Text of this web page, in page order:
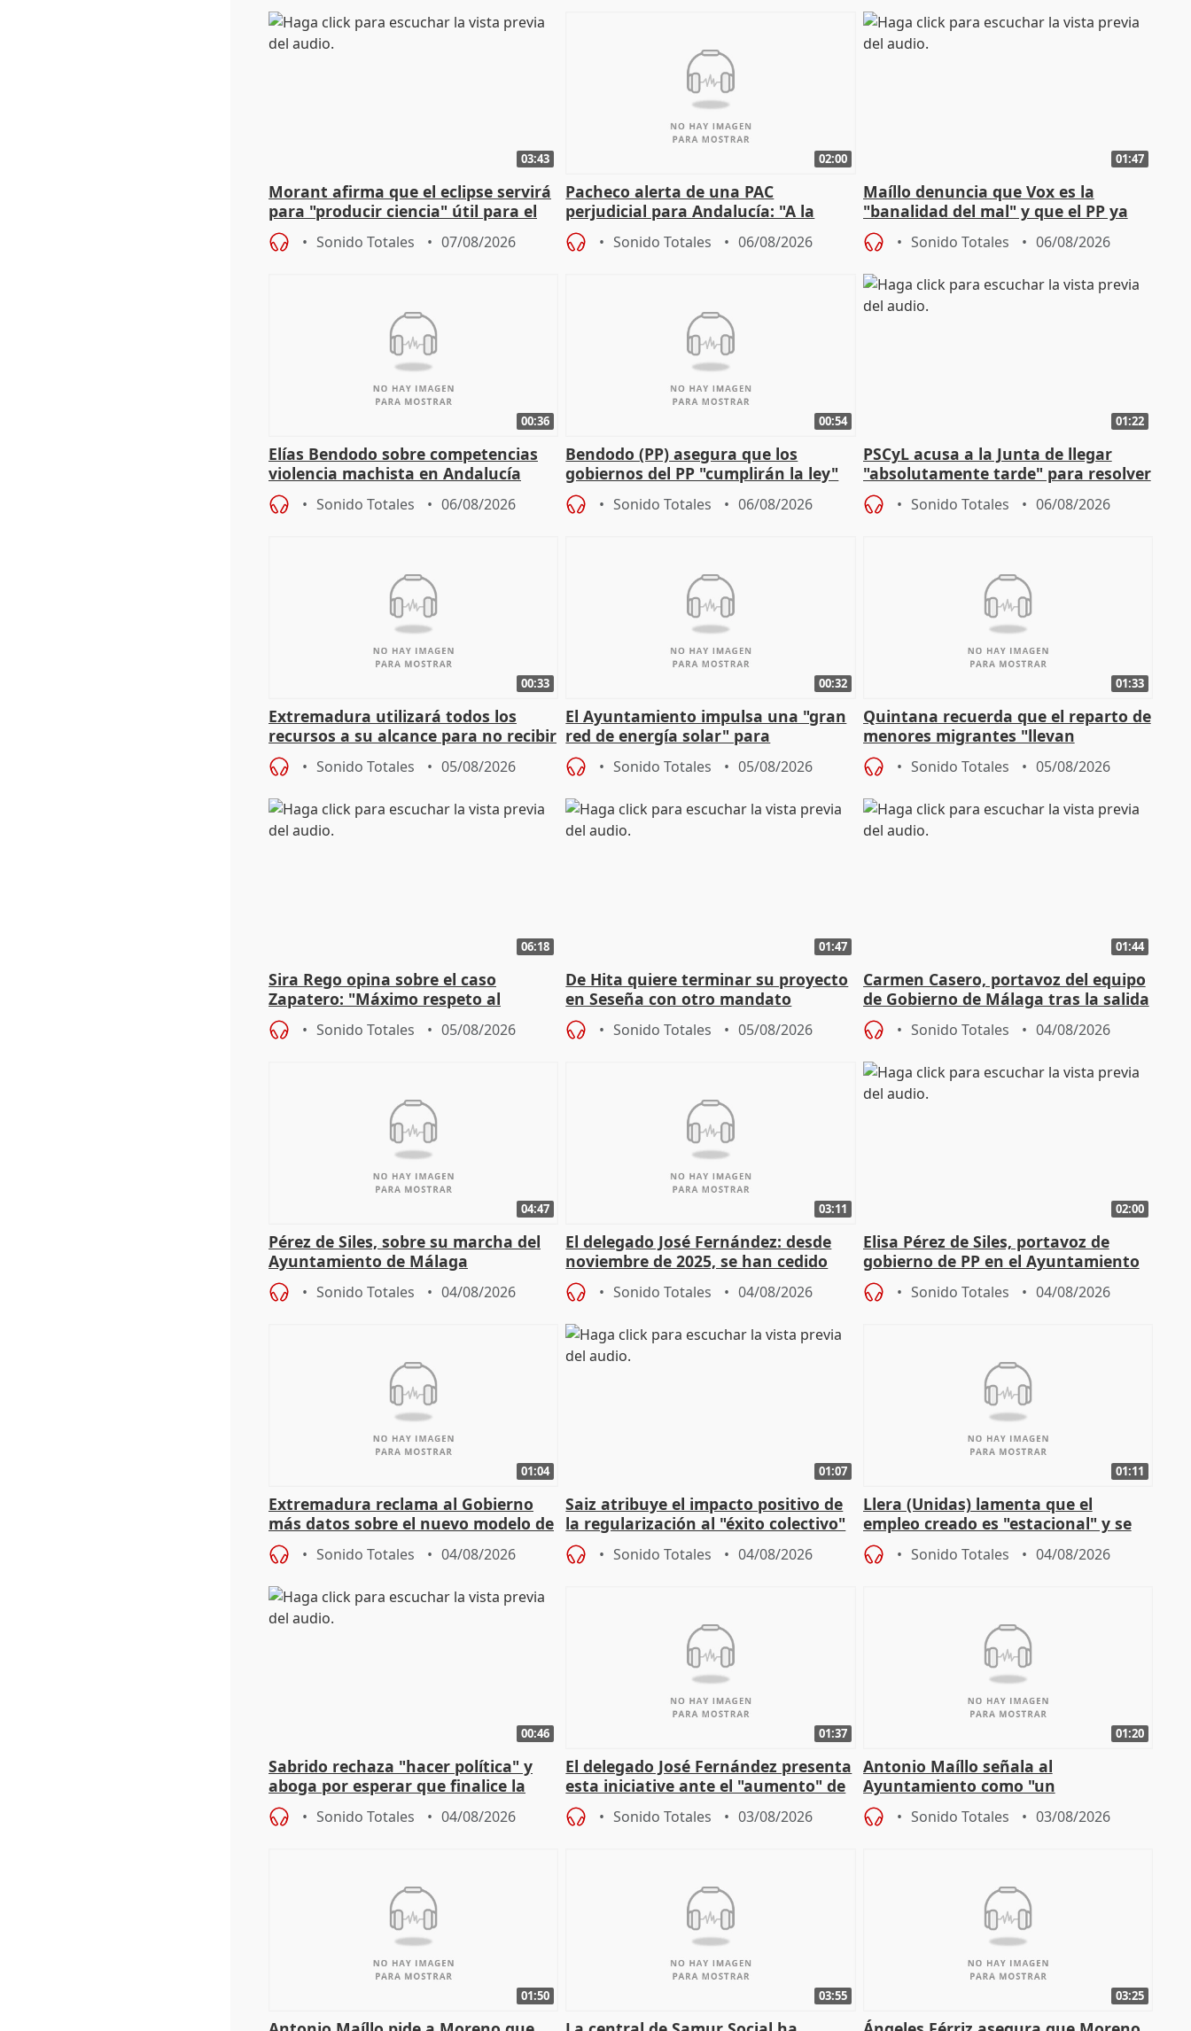
03:43
Morant afirma que el eclipse servirá
para "producir ciencia" útil para el
resto del mundo
Sonido Totales 07/08/2026
02:00
Pacheco alerta de una PAC
perjudicial para Andalucía: "A la
agricultura hay que protegerla"
Sonido Totales 06/08/2026
01:47
Maíllo denuncia que Vox es la
"banalidad del mal" y que el PP ya
asume todas sus tesis
Sonido Totales 06/08/2026
00:36
Elías Bendodo sobre competencias
violencia machista en Andalucía
Sonido Totales 06/08/2026
00:54
Bendodo (PP) asegura que los
gobiernos del PP "cumplirán la ley"
sobre los menores migrantes
Sonido Totales 06/08/2026
01:22
PSCyL acusa a la Junta de llegar
"absolutamente tarde" para resolver
problemas como Newcastle
Sonido Totales 06/08/2026
00:33
Extremadura utilizará todos los
recursos a su alcance para no recibir
más menores migrantes
Sonido Totales 05/08/2026
00:32
El Ayuntamiento impulsa una "gran
red de energía solar" para
autoconsumo
Sonido Totales 05/08/2026
01:33
Quintana recuerda que el reparto de
menores migrantes "llevan
aportación del Gobierno" central
Sonido Totales 05/08/2026
06:18
Sira Rego opina sobre el caso
Zapatero: "Máximo respeto al
proceso judicial"
Sonido Totales 05/08/2026
01:47
De Hita quiere terminar su proyecto
en Seseña con otro mandato
Sonido Totales 05/08/2026
01:44
Carmen Casero, portavoz del equipo
de Gobierno de Málaga tras la salida
de Pérez de Siles
Sonido Totales 04/08/2026
04:47
Pérez de Siles, sobre su marcha del
Ayuntamiento de Málaga
Sonido Totales 04/08/2026
03:11
El delegado José Fernández: desde
noviembre de 2025, se han cedido
9.810 ayudas por nacimiento
Sonido Totales 04/08/2026
02:00
Elisa Pérez de Siles, portavoz de
gobierno de PP en el Ayuntamiento
de Málaga, deja la política
Sonido Totales 04/08/2026
01:04
Extremadura reclama al Gobierno
más datos sobre el nuevo modelo de
financiación
Sonido Totales 04/08/2026
01:07
Saiz atribuye el impacto positivo de
la regularización al "éxito colectivo"
del Gobierno
Sonido Totales 04/08/2026
01:11
Llera (Unidas) lamenta que el
empleo creado es "estacional" y se
"esfumará" al acabar el verano
Sonido Totales 04/08/2026
00:46
Sabrido rechaza "hacer política" y
aboga por esperar que finalice la
investigación del incendio
Sonido Totales 04/08/2026
01:37
El delegado José Fernández presenta
esta iniciative ante el "aumento" de
personas sin hogar en Madri
Sonido Totales 03/08/2026
01:20
Antonio Maíllo señala al
Ayuntamiento como "un
especulador más" sobre viviendas de
Jiménez Becerril
Sonido Totales 03/08/2026
01:50 03:55 03:25